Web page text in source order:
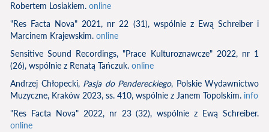
Robertem Losiakiem. online
"Res Facta Nova" 2021, nr 22 (31), wspólnie z Ewą Schreiber i
Marcinem Krajewskim. online
Sensitive Sound Recordings, "Prace Kulturoznawcze" 2022, nr 1
(26), wspólnie z Renatą Tańczuk. online
Andrzej Chłopecki, Pasja do Pendereckiego, Polskie Wydawnictwo
Muzyczne, Kraków 2023, ss. 410, wspólnie z Janem Topolskim. info
"Res Facta Nova" 2022, nr 23 (32), wspólnie z Ewą Schreiber.
online